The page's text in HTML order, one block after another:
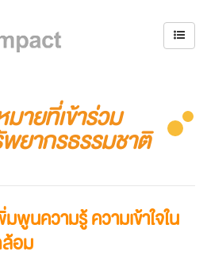
ายที่เข้าร่วม
ยากรธรรมชาติ
พูนความรู้ ความเข้าใจใน
อม